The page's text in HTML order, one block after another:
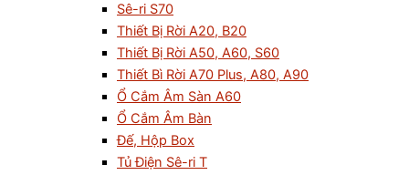
Sê-ri S70
Thiết Bị Rời A20, B20
Thiết Bị Rời A50, A60, S60
Thiết Bì Rời A70 Plus, A80, A90
Ổ Cắm Âm Sàn A60
Ổ Cắm Âm Bàn
Đế, Hộp Box
Tủ Điện Sê-ri T